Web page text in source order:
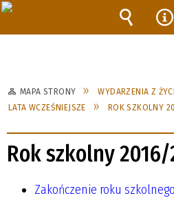
MAPA STRONY
WYDARZENIA Z
LATA WCZEŚNIEJSZE
ROK SZKOLNY
Rok szkolny 2016/
Zakończenie roku